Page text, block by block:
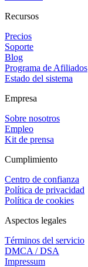
Recursos
Precios
Soporte
Blog
Programa de Afiliados
Estado del sistema
Empresa
Sobre nosotros
Empleo
Kit de prensa
Cumplimiento
Centro de confianza
Política de privacidad
Política de cookies
Aspectos legales
Términos del servicio
DMCA / DSA
Impressum